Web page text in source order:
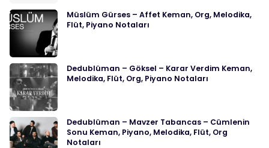
Müslüm Gürses – Affet Keman, Org, Melodika,
Flüt, Piyano Notaları
Dedublüman – Göksel – Karar Verdim Keman,
Melodika, Flüt, Org, Piyano Notaları
Dedublüman – Mavzer Tabancas – Cümlenin
Sonu Keman, Piyano, Melodika, Flüt, Org
Notaları